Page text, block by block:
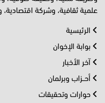
علمية ثقافية، وشركة اقتصادية،
الرئيسية
بوابة الإخوان
آخر الأخبار
أحــزاب وبرلمان
حوارات وتحقيقات